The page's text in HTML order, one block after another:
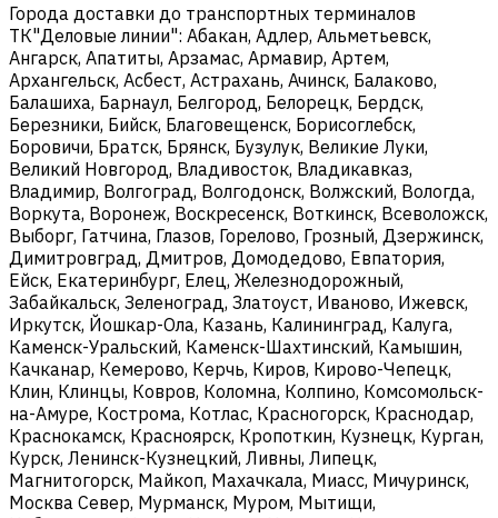
Города доставки до транспортных терминалов
ТК"Деловые линии": Абакан, Адлер, Альметьевск,
Ангарск, Апатиты, Арзамас, Армавир, Артем,
Архангельск, Асбест, Астрахань, Ачинск, Балаково,
Балашиха, Барнаул, Белгород, Белорецк, Бердск,
Березники, Бийск, Благовещенск, Борисоглебск,
Боровичи, Братск, Брянск, Бузулук, Великие Луки,
Великий Новгород, Владивосток, Владикавказ,
Владимир, Волгоград, Волгодонск, Волжский, Вологда,
Воркута, Воронеж, Воскресенск, Воткинск, Всеволожск,
Выборг, Гатчина, Глазов, Горелово, Грозный, Дзержинск,
Димитровград, Дмитров, Домодедово, Евпатория,
Ейск, Екатеринбург, Елец, Железнодорожный,
Забайкальск, Зеленоград, Златоуст, Иваново, Ижевск,
Иркутск, Йошкар-Ола, Казань, Калининград, Калуга,
Каменск-Уральский, Каменск-Шахтинский, Камышин,
Качканар, Кемерово, Керчь, Киров, Кирово-Чепецк,
Клин, Клинцы, Ковров, Коломна, Колпино, Комсомольск-
на-Амуре, Кострома, Котлас, Красногорск, Краснодар,
Краснокамск, Красноярск, Кропоткин, Кузнецк, Курган,
Курск, Ленинск-Кузнецкий, Ливны, Липецк,
Магнитогорск, Майкоп, Махачкала, Миасс, Мичуринск,
Москва Север, Мурманск, Муром, Мытищи,